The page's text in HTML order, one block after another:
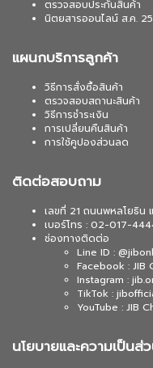
ตรวจสอบประกันสินค้า
นิตยสารออนไลน์ ส.ค.
แผนกบริการลูกค้า
วิธีการสั่งซื้อสินค้า
ตรวจสอบสถานะสินค้า
วิธีการชำระเงิน
การเปลี่ยนคืนสินค้า
การใช้คูปองส่วนลด
ติดต่อสอบถาม
เลขที่ 21 ถนนพหลโยธิน
เบอร์โทร : 02-017-
ช่องทางติดต่อ
Line ID :
Facebook : JIB
Instagram :
TikTok :
YouTube : JIB
นโยบายและความเป็นส่